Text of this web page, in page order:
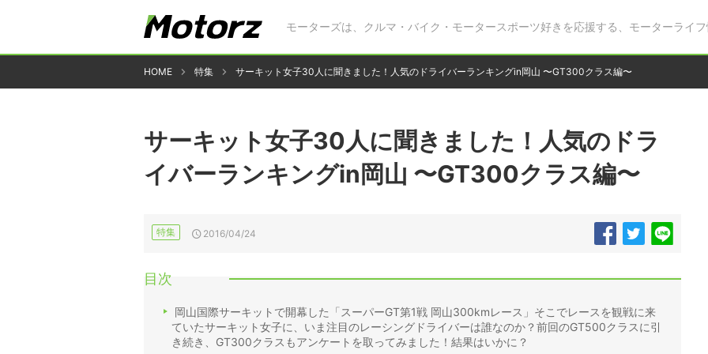
モーターズは、クルマ・バイク・モータースポーツ好きを応援する、モーターライフ
HOME 特集 サーキット女子30人に聞きました！人気のドライバーランキングin岡山 〜GT300クラス編〜
サーキット女子30人に聞きました！人気のドラ
イバーランキングin岡山 〜GT300クラス編〜
特集 2016/04/24
目次
岡山国際サーキットで開幕した「スーパーGT第1戦 岡山300kmレース」そこでレースを観戦に来
ていたサーキット女子に、いま注目のレーシングドライバーは誰なのか？前回のGT500クラスに引
き続き、GT300クラスもアンケートを取ってみました！結果はいかに？